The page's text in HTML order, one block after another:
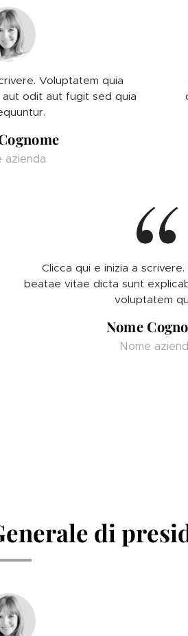
Voluptatem quia
odit aut fugit sed quia
azienda
Clicca qui e inizia a
beatae vitae dicta sunt
voluptatem
Nome
Nome
di